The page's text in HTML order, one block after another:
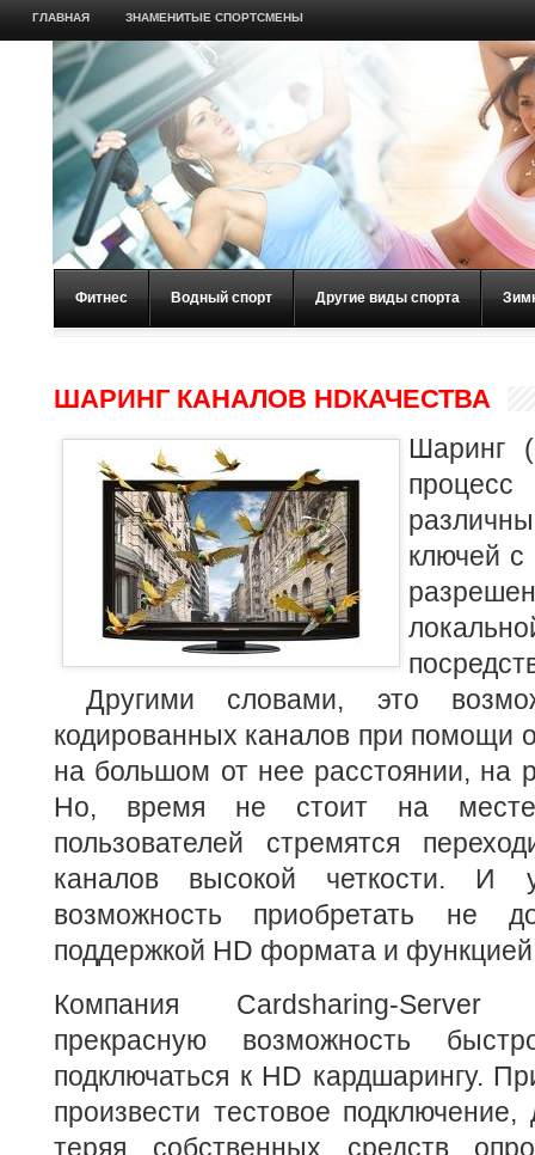
ГЛАВНАЯ ЗНАМЕНИТЫЕ СПОРТСМЕНЫ
Фитнес Водный спорт Другие виды спорта
ШАРИНГ КАНАЛОВ HDКАЧЕСТВА
Шаринг
ключей
Другими словами, это
кодированных каналов при помощи
на большом от нее расстоянии, на
Но, время не стоит на
пользователей стремятся
каналов высокой четкости. И
возможность приобретать не
поддержкой HD формата и
Компания Cardsharing-Server
прекрасную возможность
подключаться к HD кардшарингу.
произвести тестовое
теряя собственных средств